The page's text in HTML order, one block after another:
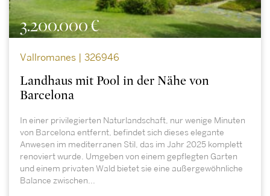
3.200.000 €
Vallromanes | 326946
Landhaus mit Pool in der Nähe von
Barcelona
In einer privilegierten Naturlandschaft, nur wenige Minuten
von Barcelona entfernt, befindet sich dieses elegante
Anwesen im mediterranen Stil, das im Jahr 2025 komplett
renoviert wurde. Umgeben von einem gepflegten Garten
und einem privaten Wald bietet sie eine außergewöhnliche
Balance zwischen...